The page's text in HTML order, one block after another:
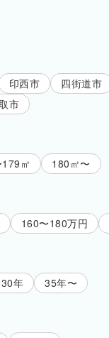
印西市 四街道市
市
㎡ 180㎡〜
160〜180万円
年 35年〜